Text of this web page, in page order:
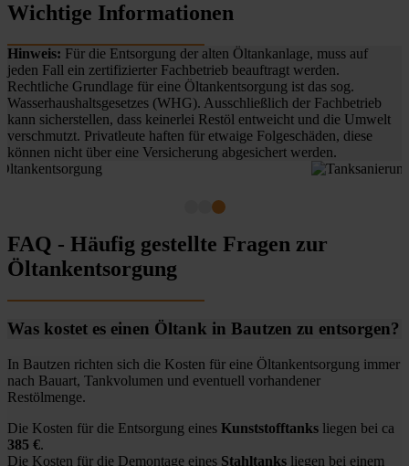
Wichtige Informationen
Hinweis: Für die Entsorgung der alten Öltankanlage, muss auf
jeden Fall ein zertifizierter Fachbetrieb beauftragt werden.
Rechtliche Grundlage für eine Öltankentsorgung ist das sog.
Wasserhaushaltsgesetzes (WHG). Ausschließlich der Fachbetrieb
kann sicherstellen, dass keinerlei Restöl entweicht und die Umwelt
verschmutzt. Privatleute haften für etwaige Folgeschäden, diese
können nicht über eine Versicherung abgesichert werden.
FAQ - Häufig gestellte Fragen zur
Öltankentsorgung
Was kostet es einen Öltank in Bautzen zu entsorgen?
In Bautzen richten sich die Kosten für eine Öltankentsorgung immer
nach Bauart, Tankvolumen und eventuell vorhandener
Restölmenge.
Die Kosten für die Entsorgung eines Kunststofftanks liegen bei ca
385 €.
Die Kosten für die Demontage eines Stahltanks liegen bei einem